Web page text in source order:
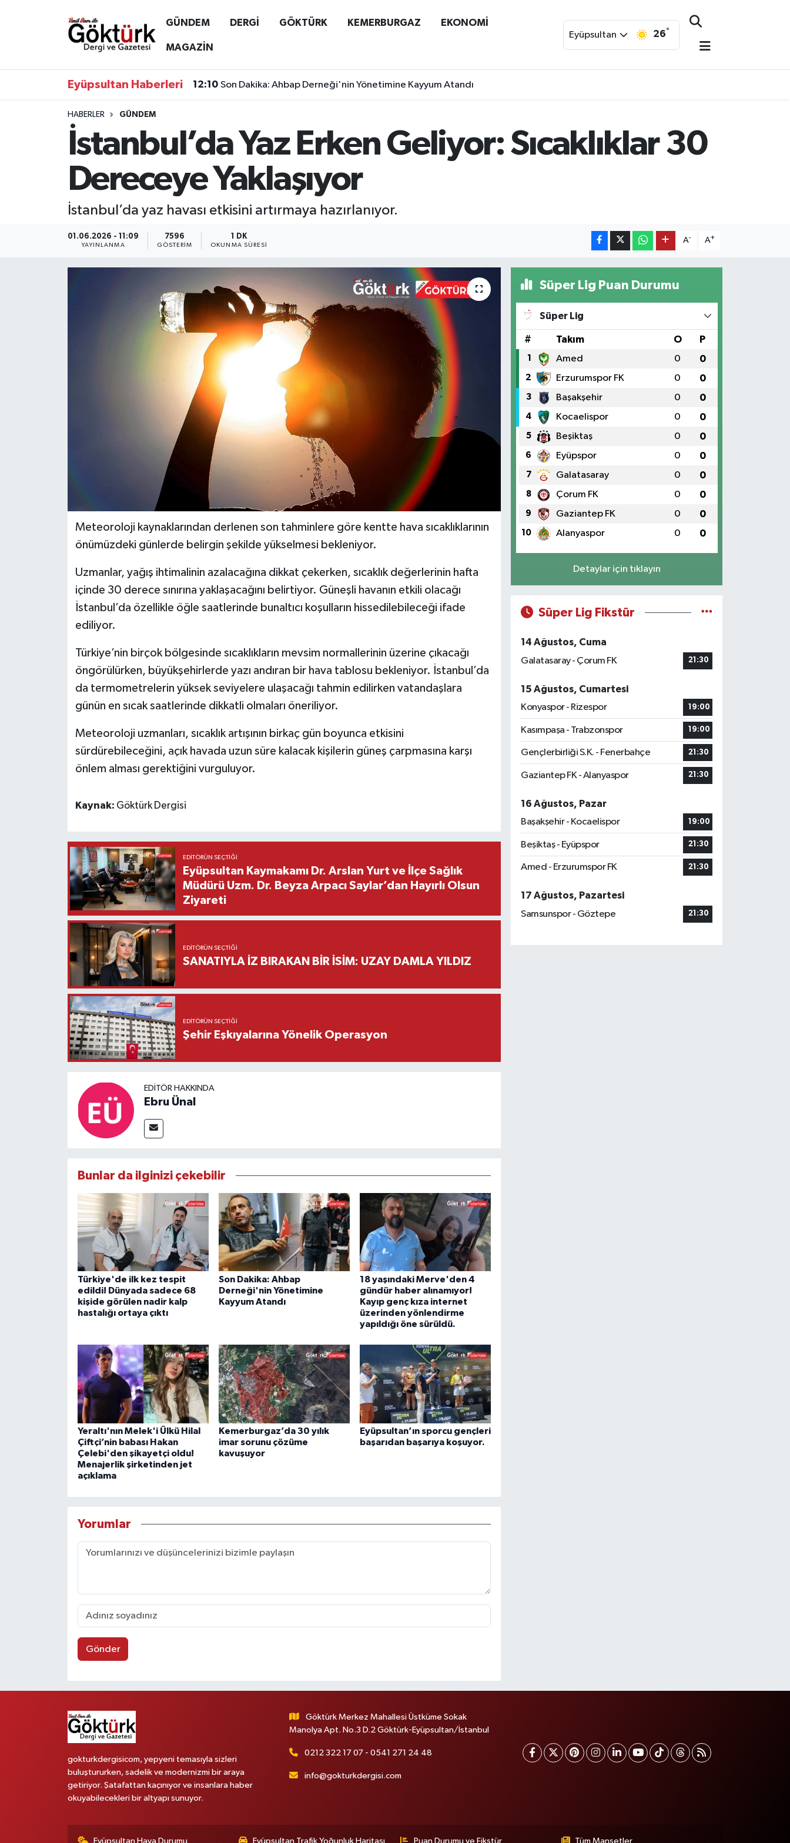
GÜNDEM DERGİ GÖKTÜRK KEMERBURGAZ EKONOMİ
MAGAZİN
Eyüpsultan 26°
Eyüpsultan Haberleri 12:10 Son Dakika: Ahbap Derneği'nin Yönetimine Kayyum Atandı
HABERLER GÜNDEM
İstanbul’da Yaz Erken Geliyor: Sıcaklıklar 30
Dereceye Yaklaşıyor
İstanbul’da yaz havası etkisini artırmaya hazırlanıyor.
01.06.2026 - 11:09
YAYINLANMA
7596
GÖSTERIM
1 DK
OKUNMA SÜRESI
A- A+
Meteoroloji kaynaklarından derlenen son tahminlere göre kentte hava sıcaklıklarının
önümüzdeki günlerde belirgin şekilde yükselmesi bekleniyor.
Uzmanlar, yağış ihtimalinin azalacağına dikkat çekerken, sıcaklık değerlerinin hafta
içinde 30 derece sınırına yaklaşacağını belirtiyor. Güneşli havanın etkili olacağı
İstanbul’da özellikle öğle saatlerinde bunaltıcı koşulların hissedilebileceği ifade
ediliyor.
Türkiye’nin birçok bölgesinde sıcaklıkların mevsim normallerinin üzerine çıkacağı
öngörülürken, büyükşehirlerde yazı andıran bir hava tablosu bekleniyor. İstanbul’da
da termometrelerin yüksek seviyelere ulaşacağı tahmin edilirken vatandaşlara
günün en sıcak saatlerinde dikkatli olmaları öneriliyor.
Meteoroloji uzmanları, sıcaklık artışının birkaç gün boyunca etkisini
sürdürebileceğini, açık havada uzun süre kalacak kişilerin güneş çarpmasına karşı
önlem alması gerektiğini vurguluyor.
Kaynak: Göktürk Dergisi
EDITÖRÜN SEÇTIĞI
Eyüpsultan Kaymakamı Dr. Arslan Yurt ve İlçe Sağlık
Müdürü Uzm. Dr. Beyza Arpacı Saylar’dan Hayırlı Olsun
Ziyareti
EDITÖRÜN SEÇTIĞI
SANATIYLA İZ BIRAKAN BİR İSİM: UZAY DAMLA YILDIZ
EDITÖRÜN SEÇTIĞI
Şehir Eşkıyalarına Yönelik Operasyon
EDITÖR HAKKINDA
Ebru Ünal
Bunlar da ilginizi çekebilir
Türkiye'de ilk kez tespit
edildi! Dünyada sadece 68
kişide görülen nadir kalp
hastalığı ortaya çıktı
Son Dakika: Ahbap
Derneği'nin Yönetimine
Kayyum Atandı
18 yaşındaki Merve'den 4
gündür haber alınamıyor!
Kayıp genç kıza internet
üzerinden yönlendirme
yapıldığı öne sürüldü.
Yeraltı'nın Melek'i Ülkü Hilal
Çiftçi’nin babası Hakan
Çelebi'den şikayetçi oldu!
Menajerlik şirketinden jet
açıklama
Kemerburgaz’da 30 yılık
imar sorunu çözüme
kavuşuyor
Eyüpsultan’ın sporcu gençleri
başarıdan başarıya koşuyor.
Yorumlar
Gönder
Süper Lig Puan Durumu
Süper Lig
# Takım O P
1 Amed 0 0
2 Erzurumspor FK 0 0
3 Başakşehir 0 0
4 Kocaelispor 0 0
5 Beşiktaş 0 0
6 Eyüpspor 0 0
7 Galatasaray 0 0
8 Çorum FK 0 0
9 Gaziantep FK 0 0
10 Alanyaspor 0 0
Detaylar için tıklayın
Süper Lig Fikstür
14 Ağustos, Cuma
Galatasaray - Çorum FK
21:30
15 Ağustos, Cumartesi
Konyaspor - Rizespor
19:00
Kasımpaşa - Trabzonspor 19:00
Gençlerbirliği S.K. - Fenerbahçe 21:30
Gaziantep FK - Alanyaspor 21:30
16 Ağustos, Pazar
Başakşehir - Kocaelispor
19:00
Beşiktaş - Eyüpspor 21:30
Amed - Erzurumspor FK 21:30
17 Ağustos, Pazartesi
Samsunspor - Göztepe
21:30
gokturkdergisicom, yepyeni temasıyla sizleri
buluştururken, sadelik ve modernizmi bir araya
getiriyor. Şatafattan kaçınıyor ve insanlara haber
okuyabilecekleri bir altyapı sunuyor.
Göktürk Merkez Mahallesi Üstküme Sokak
Manolya Apt. No.3 D.2 Göktürk-Eyüpsultan/İstanbul
0212 322 17 07 - 0541 271 24 48
info@gokturkdergisi.com
Eyüpsultan Hava Durumu Eyüpsultan Trafik Yoğunluk Haritası Puan Durumu ve Fikstür Tüm Manşetler
Anne Çocuk
Eyüpsultan Hava Durumu
Tüm Manşetler
Son Dakika Haberleri